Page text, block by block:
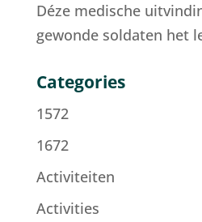
Déze medische
gewonde soldaten het
Categories
1572
1672
Activiteiten
Activities